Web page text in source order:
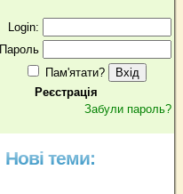
Login:
Пароль
Пам'ятати?
Реєстрація
Забули пароль?
Нові теми: